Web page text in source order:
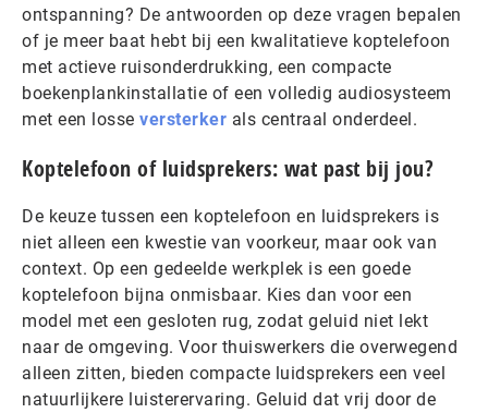
ontspanning? De antwoorden op deze vragen bepalen
of je meer baat hebt bij een kwalitatieve koptelefoon
met actieve ruisonderdrukking, een compacte
boekenplankinstallatie of een volledig audiosysteem
met een losse versterker als centraal onderdeel.
Koptelefoon of luidsprekers: wat past bij jou?
De keuze tussen een koptelefoon en luidsprekers is
niet alleen een kwestie van voorkeur, maar ook van
context. Op een gedeelde werkplek is een goede
koptelefoon bijna onmisbaar. Kies dan voor een
model met een gesloten rug, zodat geluid niet lekt
naar de omgeving. Voor thuiswerkers die overwegend
alleen zitten, bieden compacte luidsprekers een veel
natuurlijkere luisterervaring. Geluid dat vrij door de